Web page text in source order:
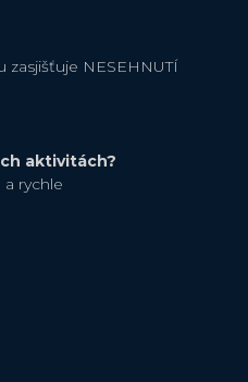
zasjišťuje NESEHNUTÍ
aktivitách?
rychle